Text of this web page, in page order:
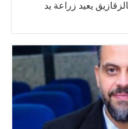
يعيد زراعة يد